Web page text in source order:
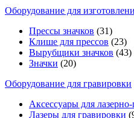
Оборудование для
Прессы значков (31)
Клише для прессов (23)
Вырубщики значков (43)
Значки (20)
Оборудование для гравировки
Аксессуары для
Лазеры для гравировки